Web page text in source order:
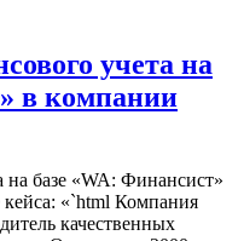
учета на
в компании
на базе «WA: Финансист»
«`html Компания
качественных